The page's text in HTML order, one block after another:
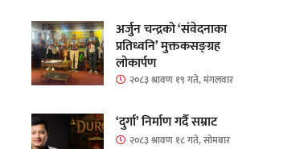
अर्जुन चन्द्रको ‘संवेदनाका
प्रतिध्वनि’ मुक्तकसङ्ग्रह
लोकार्पण
२०८३ श्रावण १९ गते, मंगलवार
‘दुर्गा’ निर्माण गर्दै सम्राट
२०८३ श्रावण १८ गते, सोमबार